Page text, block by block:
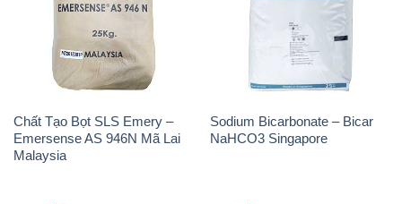
Chất Tạo Bọt SLS Emery –
Emersense AS 946N Mã Lai
Malaysia
Sodium Bicarbonate – Bicar
NaHCO3 Singapore